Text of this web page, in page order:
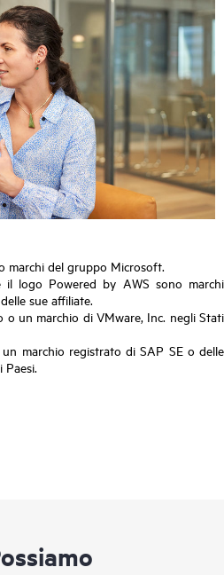
marchi del gruppo Microsoft.
il logo Powered by AWS sono marchi
sue affiliate.
o un marchio di VMware, Inc. negli Stati
marchio registrato di SAP SE o delle